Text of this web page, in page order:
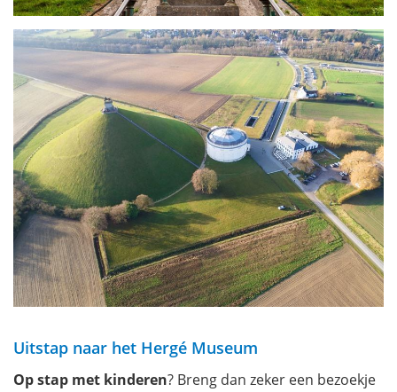
Uitstap naar het Hergé Museum
Op stap met kinderen? Breng dan zeker een bezoekje